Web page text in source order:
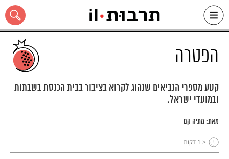
Skip
content
כל האתר
הפטרה
קטע מספרי הנביאים שנהוג לקרוא בציבור בבית הכנסת בשבתות
ובמועדי ישראל.
מאת: מתיה קם
< 1 דקות